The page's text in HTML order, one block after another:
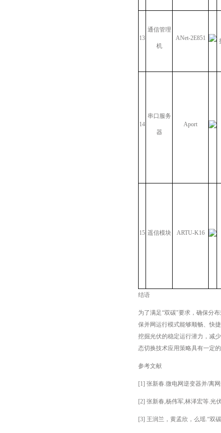
13
通信管理
机
ANet-2E851
14
串口服务
器
Aport
15 遥信模块 ARTU-K16
结语
为了满足“双碳"要求，确保分
保并网运行模式能够顺畅、快
挖掘光伏的稳定运行潜力，减
态切换技术应用策略具有一定
参考文献
[1] 张新春.微电网逆变器并/离
[2] 张新春,杨伟军,林泽宏等.光
[3] 王润兰，黄孟欣，么瑶.“双